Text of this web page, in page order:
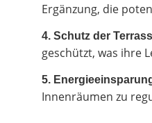
Ergänzung, die
4. Schutz der
geschützt, was ihre
5.
Innenräumen zu